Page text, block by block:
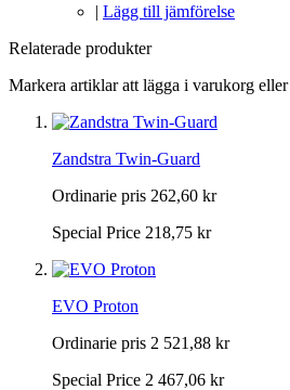
| Lägg till jämförelse
Relaterade produkter
Markera artiklar att lägga i varukorg eller
Zandstra Twin-Guard
Ordinarie pris 262,60 kr
Special Price 218,75 kr
EVO Proton
Ordinarie pris 2 521,88 kr
Special Price 2 467,06 kr